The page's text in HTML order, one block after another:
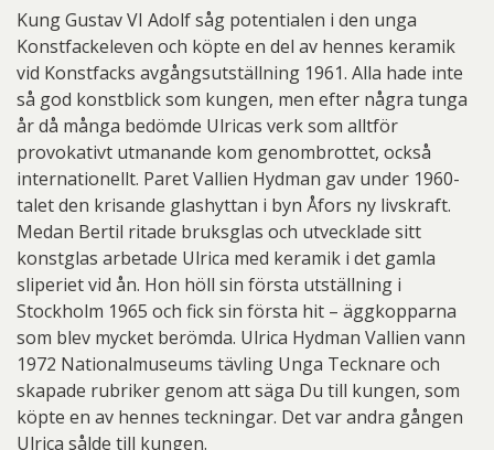
Kung Gustav VI Adolf såg potentialen i den unga
Konstfackeleven och köpte en del av hennes keramik
vid Konstfacks avgångsutställning 1961. Alla hade inte
så god konstblick som kungen, men efter några tunga
år då många bedömde Ulricas verk som alltför
provokativt utmanande kom genombrottet, också
internationellt. Paret Vallien Hydman gav under 1960-
talet den krisande glashyttan i byn Åfors ny livskraft.
Medan Bertil ritade bruksglas och utvecklade sitt
konstglas arbetade Ulrica med keramik i det gamla
sliperiet vid ån. Hon höll sin första utställning i
Stockholm 1965 och fick sin första hit – äggkopparna
som blev mycket berömda. Ulrica Hydman Vallien vann
1972 Nationalmuseums tävling Unga Tecknare och
skapade rubriker genom att säga Du till kungen, som
köpte en av hennes teckningar. Det var andra gången
Ulrica sålde till kungen.